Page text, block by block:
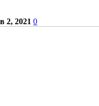
2, 2021 0